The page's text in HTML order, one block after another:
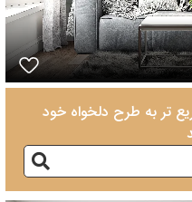
تر به طرح دلخواه خود